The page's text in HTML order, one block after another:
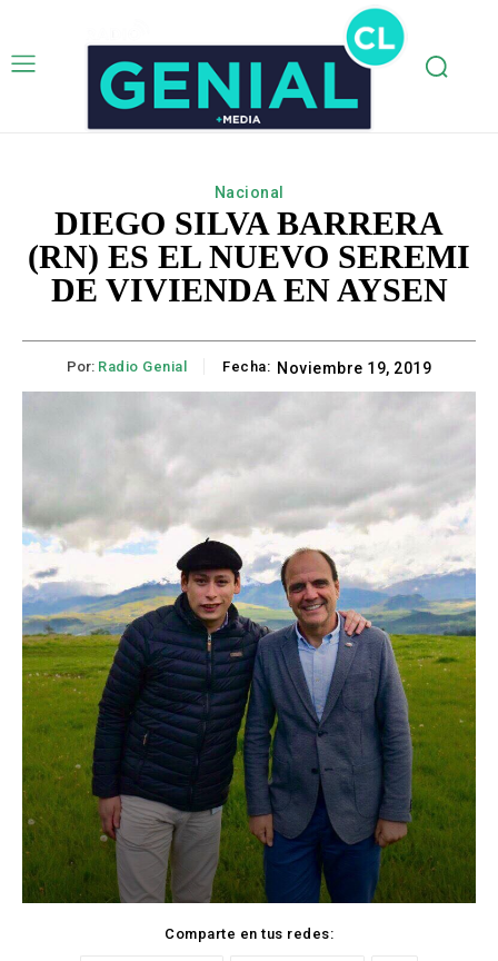
Nacional
DIEGO SILVA BARRERA
(RN) ES EL NUEVO SEREMI
DE VIVIENDA EN AYSEN
Por: Radio Genial Fecha: Noviembre 19, 2019
Comparte en tus redes: